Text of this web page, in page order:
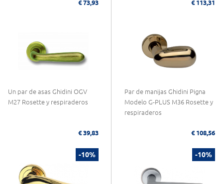
€ 73,93 € 113,31
Un par de asas Ghidini OGV
M27 Rosette y respiraderos
€ 39,83
Par de manijas Ghidini Pigna
Modelo G-PLUS M36 Rosette y
respiraderos
€ 108,56
-10% -10%